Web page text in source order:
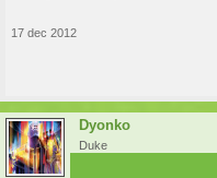
17 dec 2012
Dyonko
Duke